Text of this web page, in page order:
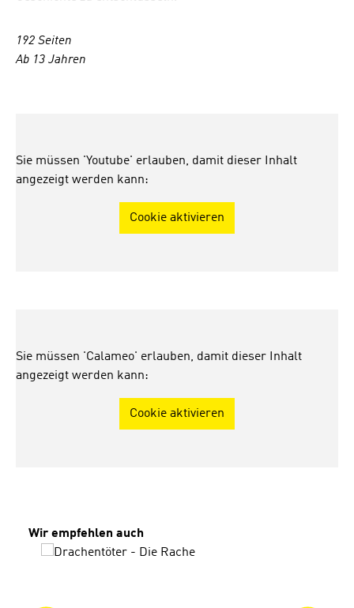
192 Seiten
Ab 13 Jahren
Sie müssen 'Youtube' erlauben, damit dieser Inhalt
angezeigt werden kann:
Cookie aktivieren
Sie müssen 'Calameo' erlauben, damit dieser Inhalt
angezeigt werden kann:
Cookie aktivieren
Produktgalerie überspringen
Wir empfehlen auch